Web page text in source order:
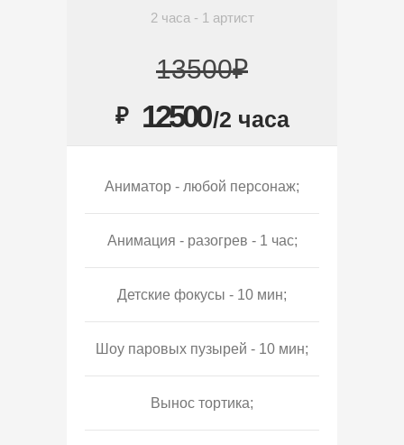
2 часа - 1 артист
13500₽
₽ 12500/2 часа
Аниматор - любой персонаж;
Анимация - разогрев - 1 час;
Детские фокусы - 10 мин;
Шоу паровых пузырей - 10 мин;
Вынос тортика;